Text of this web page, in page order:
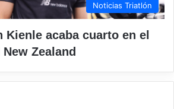
Noticias Triatlón
Kienle acaba cuarto en el
New Zealand